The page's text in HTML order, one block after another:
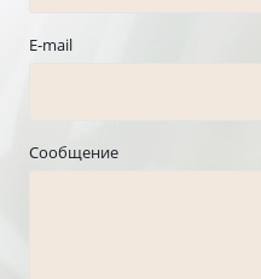
E-mail
Сообщение